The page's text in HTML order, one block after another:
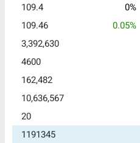
0%
109.4
0.05%
109.46
3,392,630
4600
162,482
10,636,567
20
1191345